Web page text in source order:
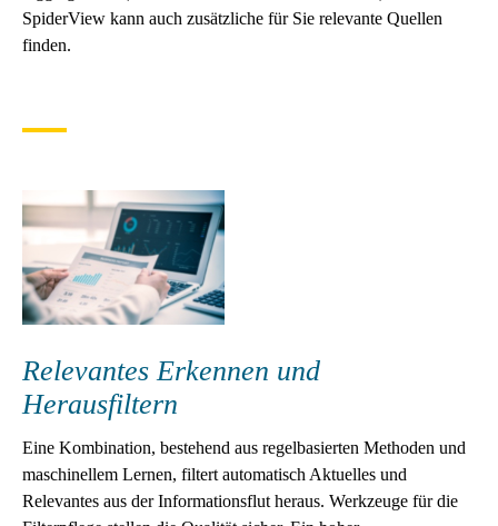
SpiderView kann auch zusätzliche für Sie relevante Quellen
finden.
Relevantes Erkennen und
Herausfiltern
Eine Kombination, bestehend aus regelbasierten Methoden und
maschinellem Lernen, filtert automatisch Aktuelles und
Relevantes aus der Informationsflut heraus. Werkzeuge für die